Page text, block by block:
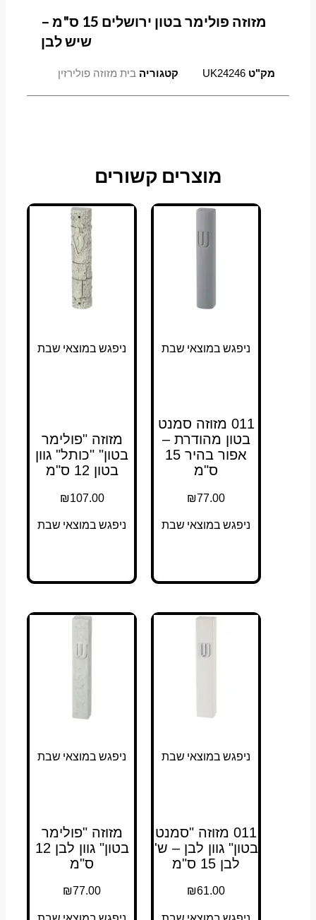
מזוזה פולימר בטון ירושלים 15 ס"מ –
שיש לבן
מק"טUK24246 קטגוריה בית מזוזה פולירזין
מוצרים קשורים
ניפגש במוצאי שבת
011 מזוזה סמנט
בטון מהודרת –
אפור בהיר 15
ס"מ
₪77.00
ניפגש במוצאי שבת
ניפגש במוצאי שבת
מזוזה "פולימר
בטון" "כותל" גוון
בטון 12 ס"מ
₪107.00
ניפגש במוצאי שבת
ניפגש במוצאי שבת
011 מזוזה "סמנט
בטון" גוון לבן – ש'
לבן 15 ס"מ
₪61.00
ניפגש במוצאי שבת
מזוזה "פולימר
בטון" גוון לבן 12
ס"מ
₪77.00